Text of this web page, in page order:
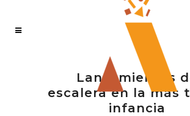
Lanzamientos
escalera en la más
infancia